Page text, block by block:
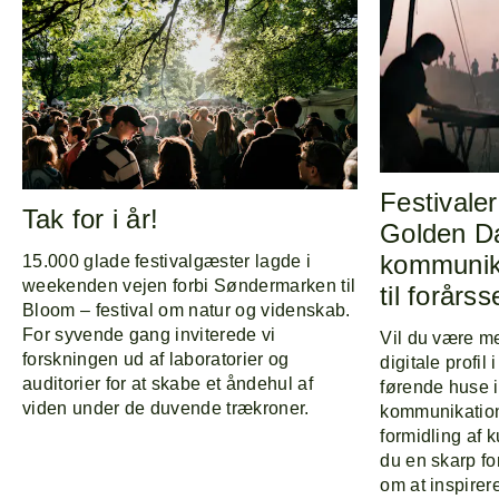
Forside
Program
Line-up
Om
Tak for i år!
15.000 glade festivalgæster lagde i
weekenden vejen forbi Søndermarken til
Bloom – festival om natur og videnskab.
For syvende gang inviterede vi
forskningen ud af laboratorier og
auditorier for at skabe et åndehul af
viden under de duvende trækroner.
Golden
til
Vil du være
digitale profil
førende huse
formidling af
du en skarp
om at